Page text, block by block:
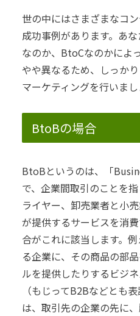
世の中にはさまざまなコ
成功事例があります。 あ
なのか、BtoCなのかによ
やや異なるため、しっか
マーケティングを行いまし
BtoBの場合
BtoBというのは、「
で、企業間取引のことを指
ライヤー、卸売業者と小
が提供するサービスを消
合がこれに該当します。
る企業に、その商品の部
ルを提供したりするビジ
（もじってB2Bなどとも表
は、取引先の企業の先に